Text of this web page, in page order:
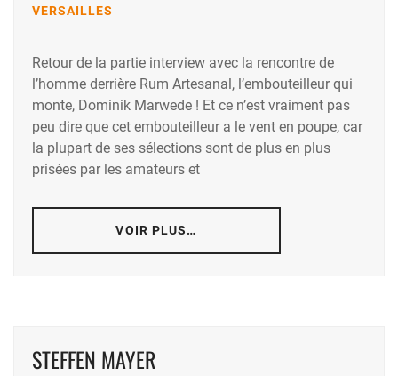
VERSAILLES
Retour de la partie interview avec la rencontre de
l’homme derrière Rum Artesanal, l’embouteilleur qui
monte, Dominik Marwede ! Et ce n’est vraiment pas
peu dire que cet embouteilleur a le vent en poupe, car
la plupart de ses sélections sont de plus en plus
prisées par les amateurs et
VOIR PLUS…
STEFFEN MAYER